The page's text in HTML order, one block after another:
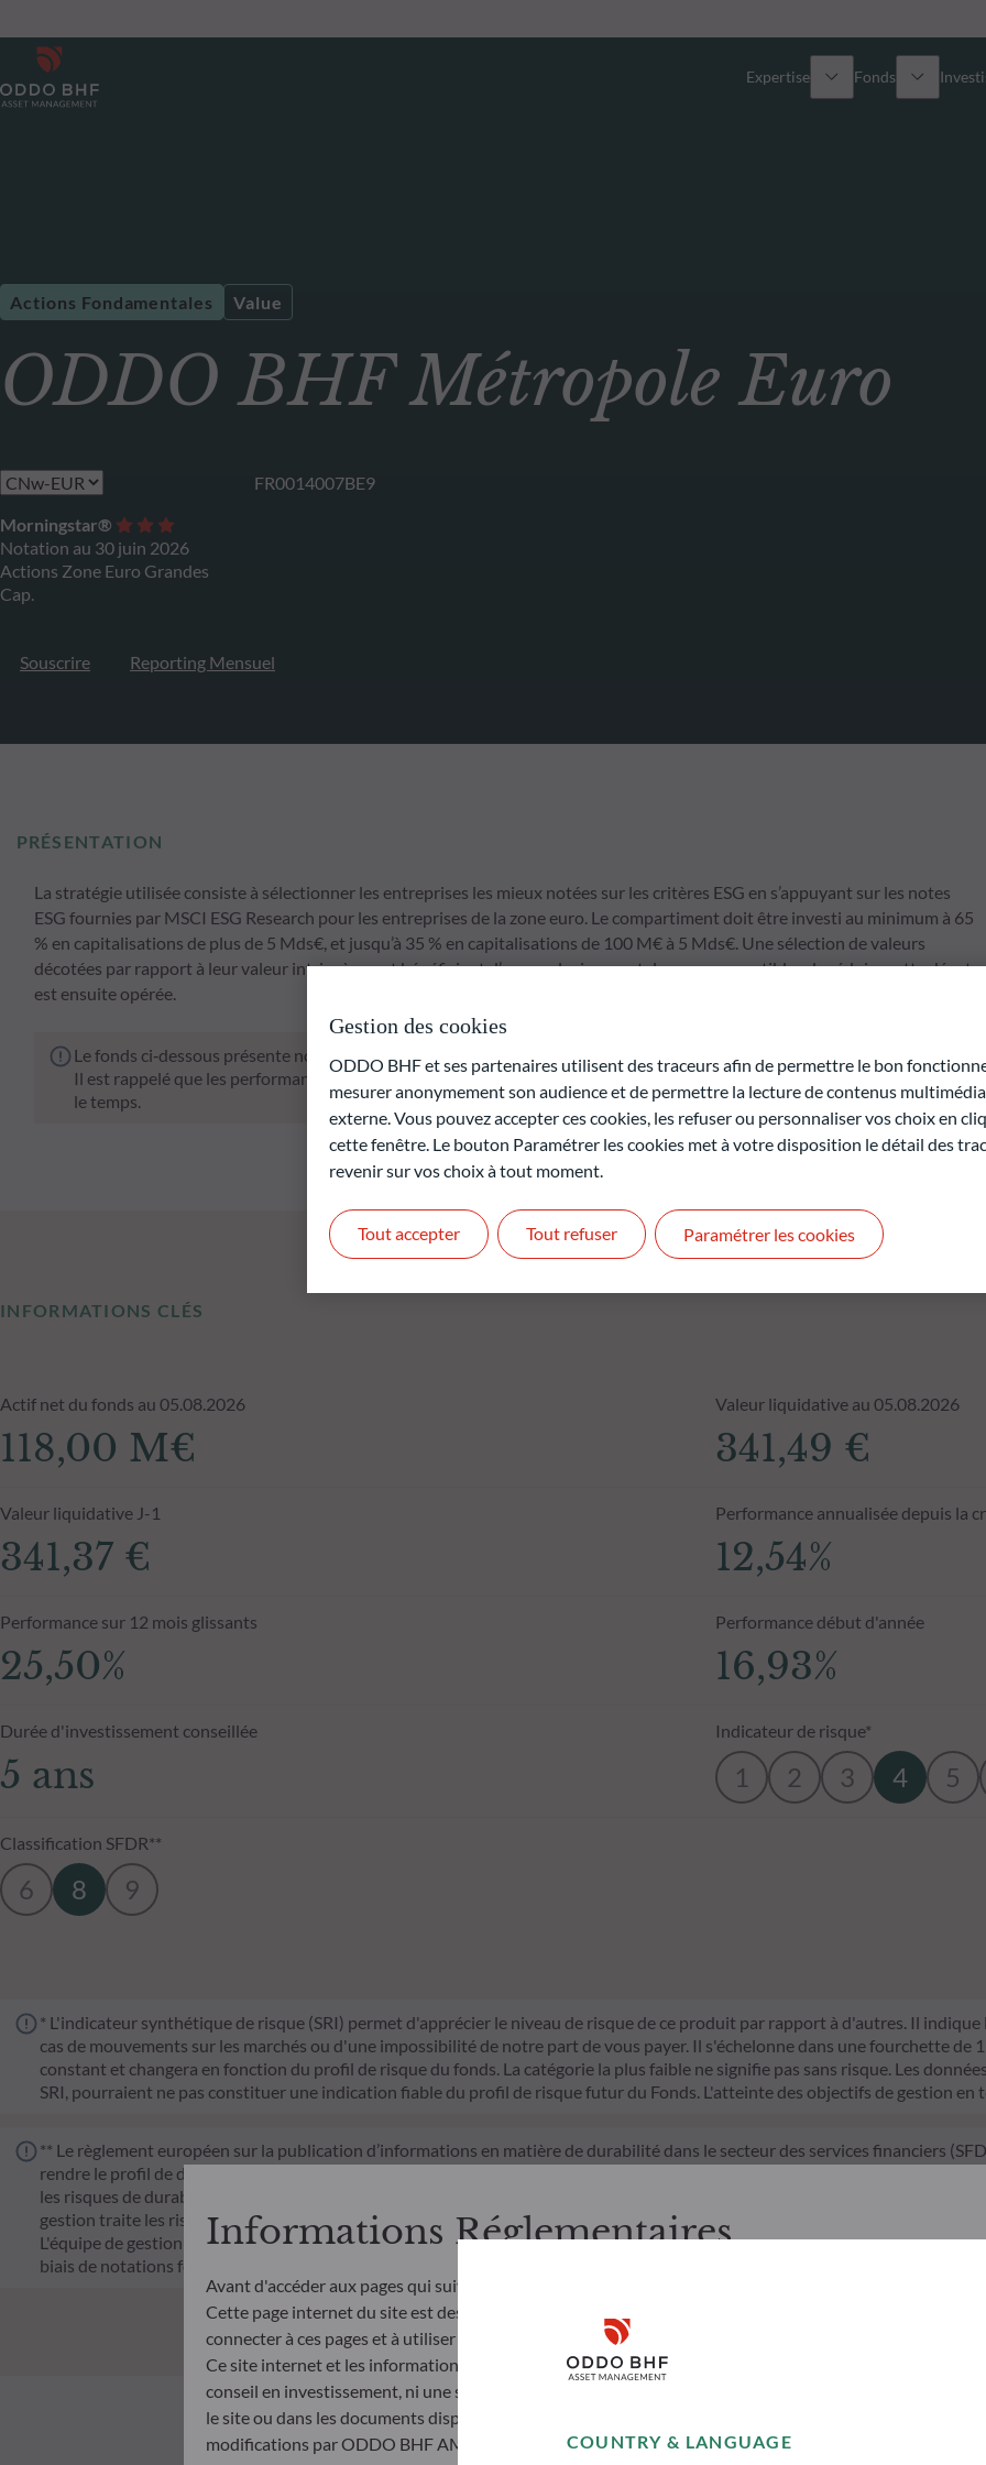
COUNTRY & LANGUAGE
Disclaimer
Accept
Expertise
Multi-Actifs
Fonds
ODDO BHF Métropole Euro
Actions Fondamentales Value
FR0014007BE9
Morningstar®
Notation au 30 juin 2026
Actions Zone Euro Grandes
Cap.
Souscrire Reporting Mensuel
PRÉSENTATION
La stratégie utilisée consiste à sélectionner les entreprises les mieux notées sur les critères ESG en s’appuyant sur les notes
ESG fournies par MSCI ESG Research pour les entreprises de la zone euro. Le compartiment doit être investi au minimum à 65
% en capitalisations de plus de 5 Mds€, et jusqu’à 35 % en capitalisations de 100 M€ à 5 Mds€. Une sélection de valeurs
décotées par rapport à leur valeur intrinsèque et bénéficiant d’un ou plusieurs catalyseurs susceptibles de réduire cette décote
est ensuite opérée.
Le fonds ci‑dessous présente notamment un risque de perte en capital.
Il est rappelé que les performances passées ne préjugent pas des performances futures et ne sont pas constantes dans
le temps.
INFORMATIONS CLÉS
Actif net du fonds au 05.08.2026
118,00 M€
Valeur liquidative au 05.08.2026
341,49 €
Valeur liquidative J-1
341,37 €
Performance annualisée depuis la
12,54%
Performance sur 12 mois glissants
25,50%
Performance début d'année
16,93%
Durée d'investissement conseillée
5 ans
Indicateur de risque*
1 2 3 4 5
Classification SFDR**
6 8 9
* L'indicateur synthétique de risque (SRI) permet d'apprécier le niveau de risque de ce produit par rapport à d'autres. Il
cas de mouvements sur les marchés ou d'une impossibilité de notre part de vous payer. Il s'échelonne dans une fourchette de
constant et changera en fonction du profil de risque du fonds. La catégorie la plus faible ne signifie pas sans risque. Les
SRI, pourraient ne pas constituer une indication fiable du profil de risque futur du Fonds. L'atteinte des objectifs de gestion en
** Le règlement européen sur la publication d’informations en matière de durabilité dans le secteur des services financiers
rendre le profil de durabilité des fonds transparent, plus comparable et davantage compréhensible par les investisseurs
les risques de durabilité ou les effets négatifs des décisions d'investissement sur les facteurs de durabilité dans le processus
gestion traite les risques de durabilité en intégrant des critères ESG (Environnement et/ou Social et/ou Gouvernance) dans
L'équipe de gestion suit un objectif d'investissement durable strict qui contribue de manière significative aux défis de la
biais de notations fournies par le fournisseur externe de données ESG de la société de gestion
Informations Réglementaires
Avant d'accéder aux pages qui suivent, merci de bien vouloir prendre connaissance des informations
Cette page internet du site est destinée aux résidents Suisses. Il appartient à l’investisseur de s’assurer
connecter à ces pages et à utiliser et consulter les informations et services présentés sur le site au
Ce site internet et les informations qu’il présente a été réalisé dans un but d’information uniquement et
conseil en investissement, ni une sollicitation en vue de la souscription des produits ou services
le site ou dans les documents disponibles sur le site sont données à titre indicatif, n'ont aucune valeur
modifications par ODDO BHF AM à tout moment sans avis préalable. Les appréciations formulées ne
Gestion des cookies
ODDO BHF et ses partenaires utilisent des traceurs afin de permettre le bon
mesurer anonymement son audience et de permettre la lecture de contenus
externe. Vous pouvez accepter ces cookies, les refuser ou personnaliser vos choix en
cette fenêtre. Le bouton Paramétrer les cookies met à votre disposition le détail des
revenir sur vos choix à tout moment.
Tout refuser
Tout accepter Paramétrer les cookies